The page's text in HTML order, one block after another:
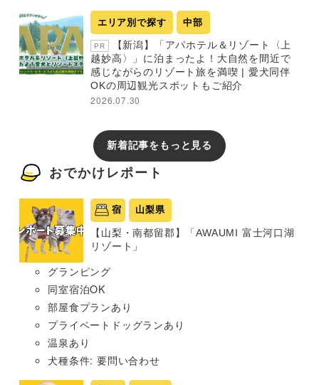
エリア別で探す 中部
PR
【新潟】「アパホテル＆リゾート〈上
越妙高〉」に泊まったよ！大自然を間近で
感じながらのリゾート旅を満喫 | 愛犬同伴
OKの周辺観光スポットもご紹介
2026.07.30
新着記事をもっと見る
おでかけレポート
宿 山梨県
【山梨・南都留郡】「AWAUMI 富士河口湖
リゾート」
グランピング
同室宿泊OK
部屋食プランあり
プライベートドッグランあり
温泉あり
犬種条件: 要問い合わせ